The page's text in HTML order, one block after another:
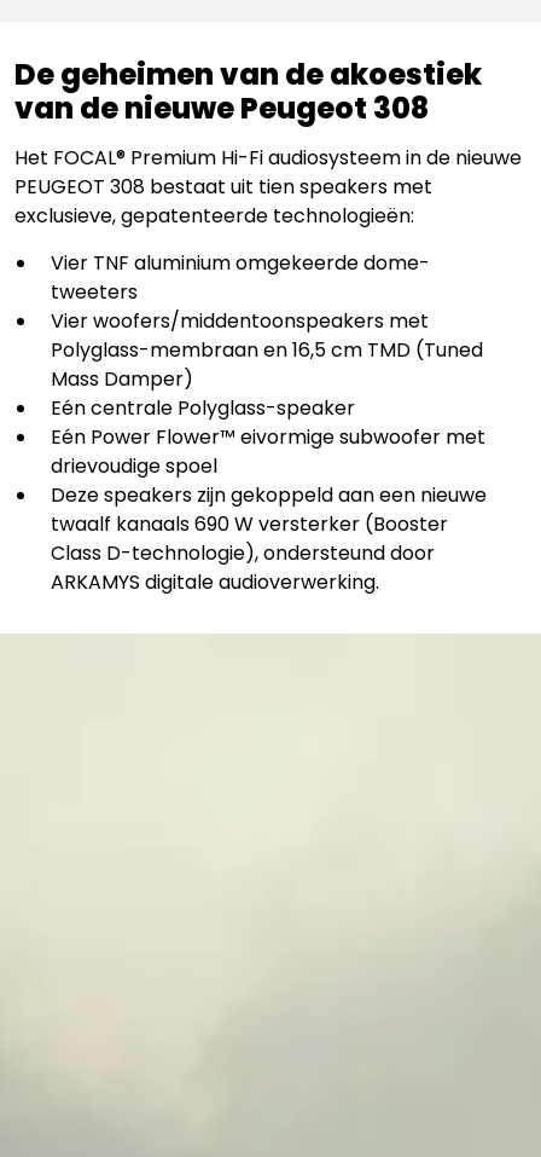
De geheimen van de akoestiek
van de nieuwe Peugeot 308
Het FOCAL® Premium Hi-Fi audiosysteem in de nieuwe
PEUGEOT 308 bestaat uit tien speakers met
exclusieve, gepatenteerde technologieën:
Vier TNF aluminium omgekeerde dome-
tweeters
Vier woofers/middentoonspeakers met
Polyglass-membraan en 16,5 cm TMD (Tuned
Mass Damper)
Eén centrale Polyglass-speaker
Eén Power Flower™ eivormige subwoofer met
drievoudige spoel
Deze speakers zijn gekoppeld aan een nieuwe
twaalf kanaals 690 W versterker (Booster
Class D-technologie), ondersteund door
ARKAMYS digitale audioverwerking.